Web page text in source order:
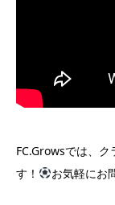
FC.Growsでは、
す！
お気軽にお